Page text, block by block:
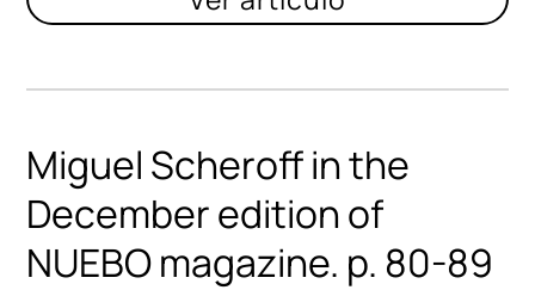
Miguel Scheroff in the
December edition of
NUEBO magazine. p. 80-89